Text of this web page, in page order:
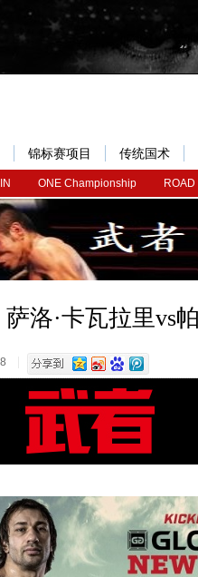
ONE Championship ROAD
锦标赛项目 传统国术
洛·卡瓦拉里vs